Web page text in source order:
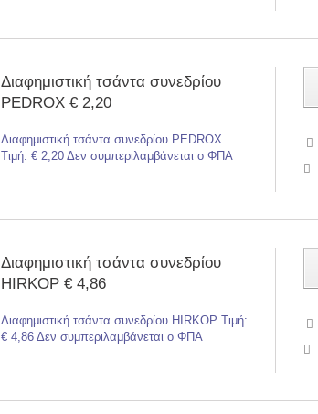
Διαφημιστική τσάντα συνεδρίου
PEDROX € 2,20
Διαφημιστική τσάντα συνεδρίου PEDROX
Τιμή: € 2,20 Δεν συμπεριλαμβάνεται ο ΦΠΑ
Διαφημιστική τσάντα συνεδρίου
HIRKOP € 4,86
Διαφημιστική τσάντα συνεδρίου HIRKOP Τιμή:
€ 4,86 Δεν συμπεριλαμβάνεται ο ΦΠΑ